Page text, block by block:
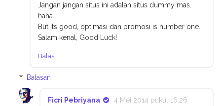
Jangan jangan situs ini adalah situs dummy mas.
haha
But its good, optimasi dan promosi is number one.
Salam kenal, Good Luck!
Balas
Balasan
Ficri Pebriyana 4 Mei 2014 pukul 16.26